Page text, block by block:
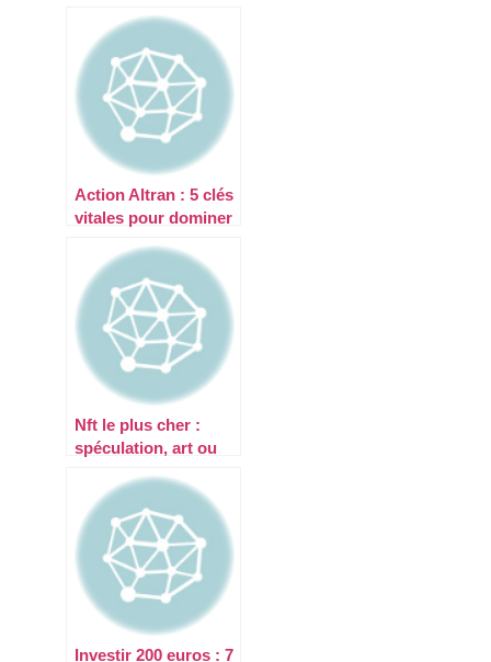
? Décryptage d’un
phénomène
Action Altran : 5 clés
vitales pour dominer
Nft le plus cher :
spéculation, art ou
Investir 200 euros : 7